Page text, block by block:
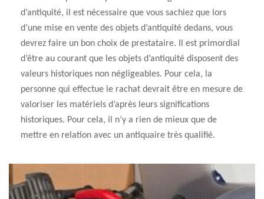
d’antiquité, il est nécessaire que vous sachiez que lors
d’une mise en vente des objets d’antiquité dedans, vous
devrez faire un bon choix de prestataire. Il est primordial
d’être au courant que les objets d’antiquité disposent des
valeurs historiques non négligeables. Pour cela, la
personne qui effectue le rachat devrait être en mesure de
valoriser les matériels d’après leurs significations
historiques. Pour cela, il n’y a rien de mieux que de
mettre en relation avec un antiquaire très qualifié.